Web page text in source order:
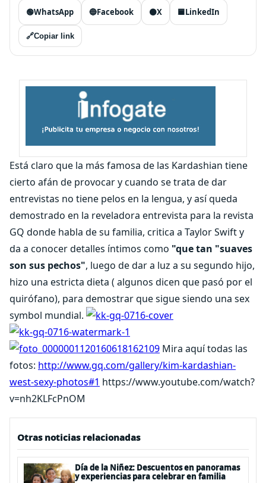
🟢WhatsApp 🔵Facebook ⚫X 🟦LinkedIn
🔗Copiar link
Está claro que la más famosa de las Kardashian tiene
cierto afán de provocar y cuando se trata de dar
entrevistas no tiene pelos en la lengua, y así queda
demostrado en la reveladora entrevista para la revista
GQ donde habla de su familia, critica a Taylor Swift y
da a conocer detalles íntimos como "que tan "suaves
son sus pechos", luego de dar a luz a su segundo hijo,
hizo una estricta dieta ( algunos dicen que pasó por el
quirófano), para demostrar que sigue siendo una sex
symbol mundial.
Mira aquí todas las
fotos: http://www.gq.com/gallery/kim-kardashian-
west-sexy-photos#1 https://www.youtube.com/watch?
v=nh2KLFcPnOM
Otras noticias relacionadas
Día de la Niñez: Descuentos en panoramas
y experiencias para celebrar en familia